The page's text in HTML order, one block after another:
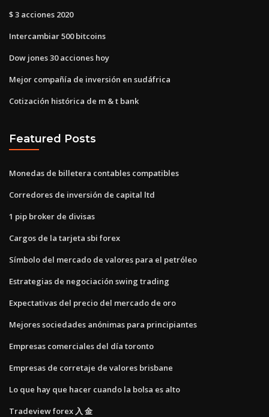
$ 3 acciones 2020
Intercambiar 500 bitcoins
Dow jones 30 acciones hoy
Mejor compañía de inversión en sudáfrica
Cotización histórica de m & t bank
Featured Posts
Monedas de billetera contables compatibles
Corredores de inversión de capital ltd
1 pip broker de divisas
Cargos de la tarjeta sbi forex
Símbolo del mercado de valores para el petróleo
Estrategias de negociación swing trading
Expectativas del precio del mercado de oro
Mejores sociedades anónimas para principiantes
Empresas comerciales del día toronto
Empresas de corretaje de valores brisbane
Lo que hay que hacer cuando la bolsa es alto
Tradeview forex 入 金